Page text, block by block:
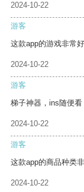
2024-10-22
游客
这款app的游戏非常
2024-10-22
游客
梯子神器，ins随便看
2024-10-22
游客
这款app的商品种类
2024-10-22